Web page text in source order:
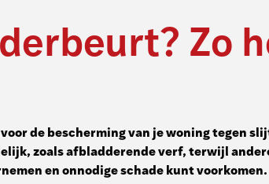
Zo
de bescherming van je woning tegen
zoals afbladderende verf, terwijl
en onnodige schade kunt voorkomen.